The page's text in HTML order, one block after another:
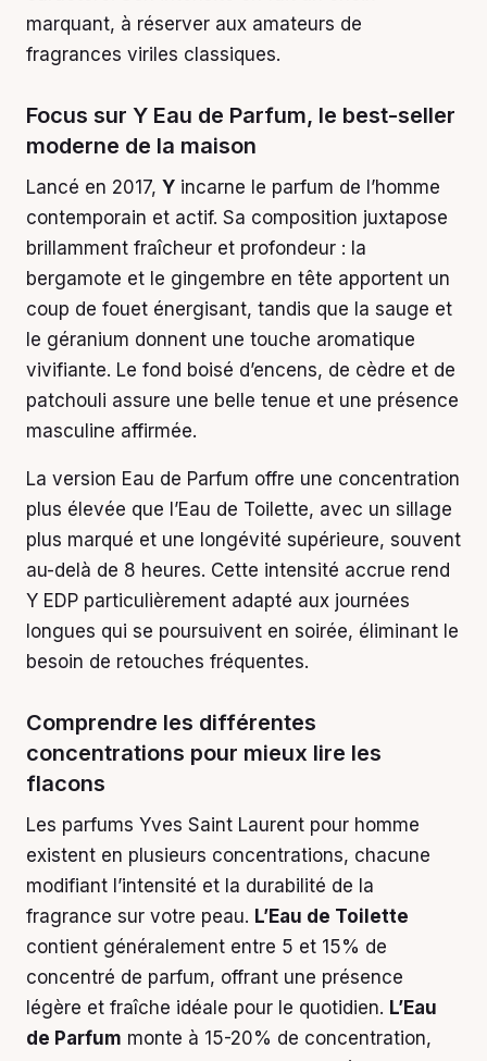
marquant, à réserver aux amateurs de
fragrances viriles classiques.
Focus sur Y Eau de Parfum, le best-seller
moderne de la maison
Lancé en 2017, Y incarne le parfum de l’homme
contemporain et actif. Sa composition juxtapose
brillamment fraîcheur et profondeur : la
bergamote et le gingembre en tête apportent un
coup de fouet énergisant, tandis que la sauge et
le géranium donnent une touche aromatique
vivifiante. Le fond boisé d’encens, de cèdre et de
patchouli assure une belle tenue et une présence
masculine affirmée.
La version Eau de Parfum offre une concentration
plus élevée que l’Eau de Toilette, avec un sillage
plus marqué et une longévité supérieure, souvent
au-delà de 8 heures. Cette intensité accrue rend
Y EDP particulièrement adapté aux journées
longues qui se poursuivent en soirée, éliminant le
besoin de retouches fréquentes.
Comprendre les différentes
concentrations pour mieux lire les
flacons
Les parfums Yves Saint Laurent pour homme
existent en plusieurs concentrations, chacune
modifiant l’intensité et la durabilité de la
fragrance sur votre peau. L’Eau de Toilette
contient généralement entre 5 et 15% de
concentré de parfum, offrant une présence
légère et fraîche idéale pour le quotidien. L’Eau
de Parfum monte à 15-20% de concentration,